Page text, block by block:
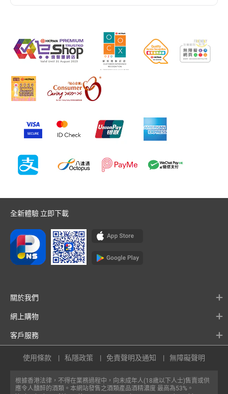
全新體驗 立即下載
關於我們
網上購物
客戶服務
根據香港法律，不得在業務過程中，向未成年人(18歲以下人士)售賣或供
應令人醺醉的酒類。本網站發售之酒類產品酒精濃度 最高為53%。
使用條款 私隱政策 免責聲明及通知 無障礙聲明